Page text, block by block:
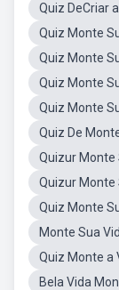
Quiz DeCriar
Quiz Monte
Quiz Monte
Quiz Monte
Quiz Monte
Quiz De
Quizur Monte
Quizur Monte
Quiz Monte
Monte Sua
Quiz Monte a
Bela Vida